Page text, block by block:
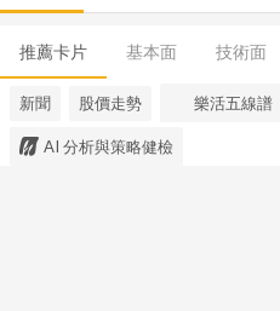
推薦卡片 基本面 技術面
新聞 股價走勢 樂活五線譜
AI 分析與策略健檢